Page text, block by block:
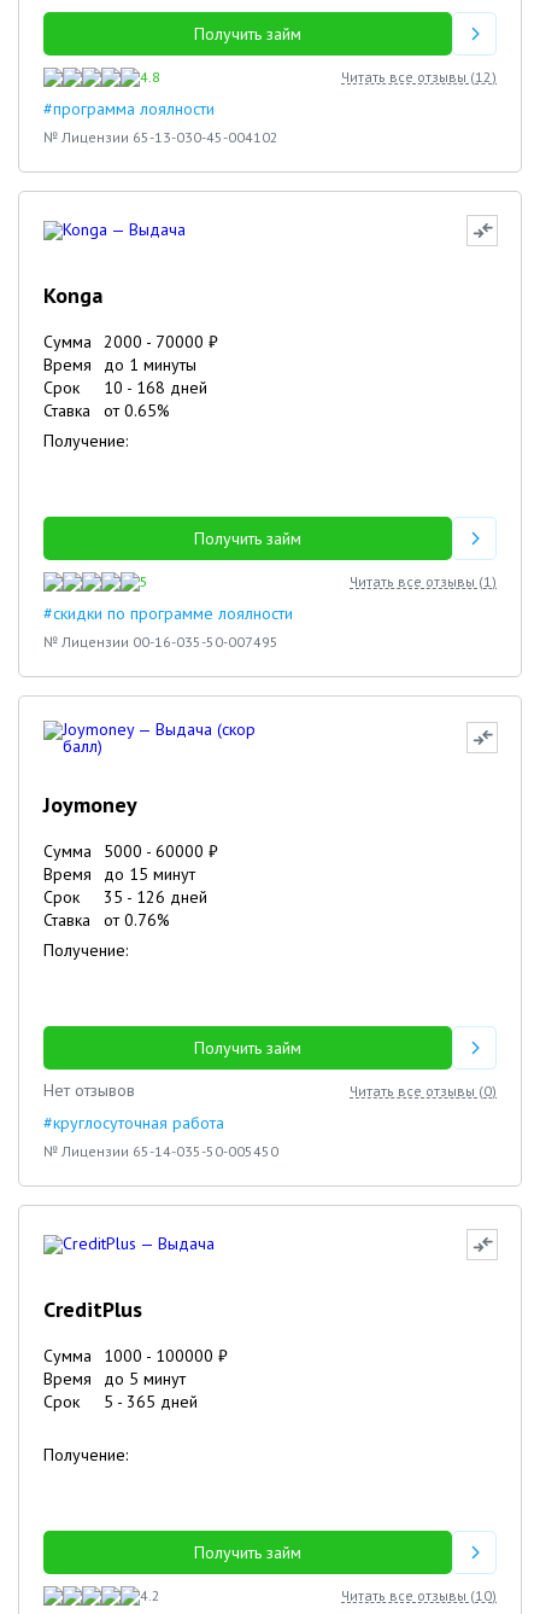
Получить займ
4.8 Читать все отзывы (12)
#программа лоялности
№ Лицензии 65-13-030-45-004102
Konga
Сумма 2000 - 70000 ₽
Время
до 1 минуты
Срок
10 - 168 дней
Ставка
от0.65%
Получение:
Получить займ
5 Читать все отзывы (1)
#скидки по программе лоялности
№ Лицензии 00-16-035-50-007495
Joymoney
Сумма 5000 - 60000 ₽
Время
до 15 минут
Срок
35 - 126 дней
Ставка
от0.76%
Получение:
Получить займ
Нет отзывов
Читать все отзывы (0)
#круглосуточная работа
№ Лицензии 65-14-035-50-005450
CreditPlus
Сумма 1000 - 100000 ₽
Время
до 5 минут
Срок
5 - 365 дней
Получение:
Получить займ
4.2 Читать все отзывы (10)